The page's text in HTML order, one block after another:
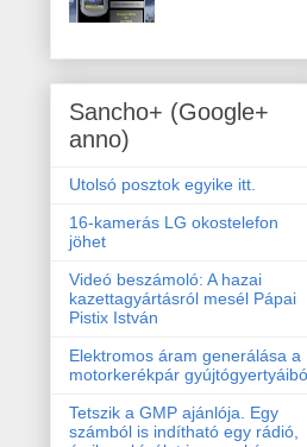
Sancho+ (Google+
anno)
Utolsó posztok egyike itt.
16-kamerás LG okostelefon
jöhet
Videó beszámoló: A hazai
kazettagyártásról mesél Pápai
Pistix István
Elektromos áram generálása a
motorkerékpár
Tetszik a GMP ajánlója. Egy
számból is indítható egy rádió,